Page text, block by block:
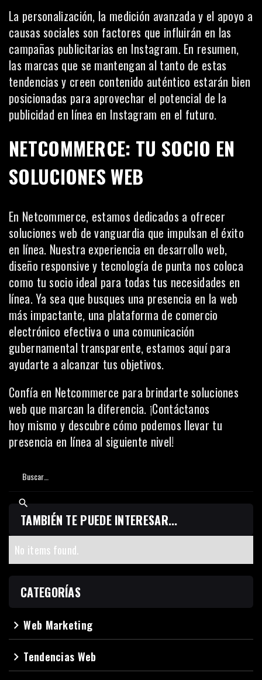
La personalización, la medición avanzada y el apoyo a
causas sociales son factores que influirán en las
campañas publicitarias en Instagram. En resumen,
las marcas que se mantengan al tanto de estas
tendencias y creen contenido auténtico estarán bien
posicionadas para aprovechar el potencial de la
publicidad en línea en Instagram en el futuro.
NETCOMMERCE: TU SOCIO EN
SOLUCIONES WEB
En Netcommerce, estamos dedicados a ofrecer
soluciones web de vanguardia que impulsan el éxito
en línea. Nuestra experiencia en desarrollo web,
diseño responsive y tecnología de punta nos coloca
como tu socio ideal para todas tus necesidades en
línea. Ya sea que busques una presencia en la web
más impactante, una plataforma de comercio
electrónico efectiva o una comunicación
gubernamental transparente, estamos aquí para
ayudarte a alcanzar tus objetivos.
Confía en Netcommerce para brindarte soluciones
web que marcan la diferencia. ¡Contáctanos
hoymismo y descubre cómo podemos llevar tu
presencia en línea al siguiente nivel!
TAMBIÉN TE PUEDE INTERESAR...
No items found.
CATEGORÍAS
navigate_nextWeb Marketing
navigate_next Tendencias Web